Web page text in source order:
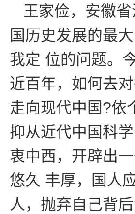
王家俭，安徽
国历史发展的最
我定 位的问题。
近百年，如何去
走向现代中国?依
抑从近代中国科
衷中西，开辟出
悠久 丰厚，国人
人，抛弃自己背